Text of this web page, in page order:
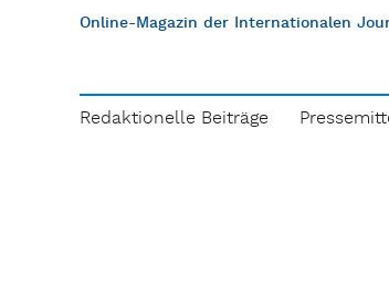
Online-Magazin der Internationalen
Redaktionelle Beiträge